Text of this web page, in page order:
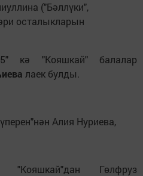
("Бәллүки",
осталыкларын
кә "Кояшкай" балалар
лаек булды.
Алия Нуриева,
Гөлфруз